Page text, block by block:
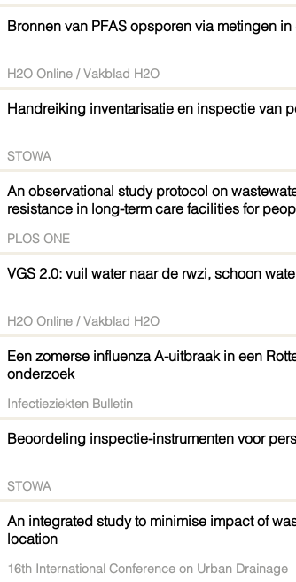
Bronnen van PFAS opsporen via metingen
H2O Online / Vakblad H2O
Handreiking inventarisatie en inspectie van
STOWA
An observational study protocol on
resistance in long-term care facilities for
PLOS ONE
VGS 2.0: vuil water naar de rwzi, schoon
H2O Online / Vakblad H2O
Een zomerse influenza A-uitbraak in een
onderzoek
Infectieziekten Bulletin
Beoordeling inspectie-instrumenten voor
STOWA
An integrated study to minimise impact of
location
16th International Conference on Urban Drainage